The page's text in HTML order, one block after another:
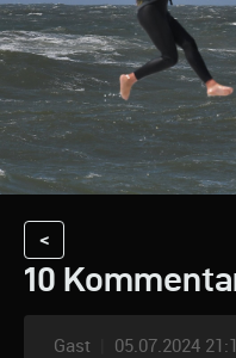
<
10
Gast 05.07.2024